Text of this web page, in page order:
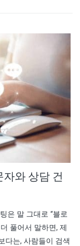
와 상담 건
은 말 그대로 “블로
풀어서 말하면, 제
다는, 사람들이 검색